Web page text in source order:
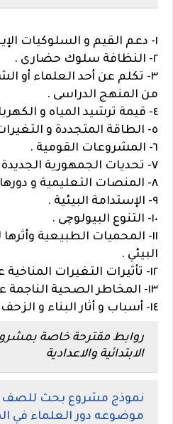
١- دعم القيم و السلوكيات الإيجابية داخل المدرسة .
٢- النظافة سلوك حضارى .
٣- تكلم عن أحد العلماء أو
من المنهج الدراسى .
٤- قيمة ترشيد المياه و الكهرباء .
٥- الطاقة المتجددة و التغيرات المناخية .
٦- المشروعات القومية .
٧- تحديات الجمهورية الجديدة .
٨- المنصات التعليمية و دورها فى التعليم .
٩- الإستدامة البيئية .
١٠- التنوع البيولوچى .
١١- المحميات الطبيعية
البيئي .
١٢- تأثيرات التغيرات المناخية على البيئة .
١٣- المخاطر الصحية الناجمة عن تلوث الهواء .
١٤- أسباب و أثار البناء و الزحف على الأراضى الخضراء.
روابط مقترحة خاصة
الابتدائية والاعدادية
نموذج مشروع بحث للصف
موضوعه دور العلماء في